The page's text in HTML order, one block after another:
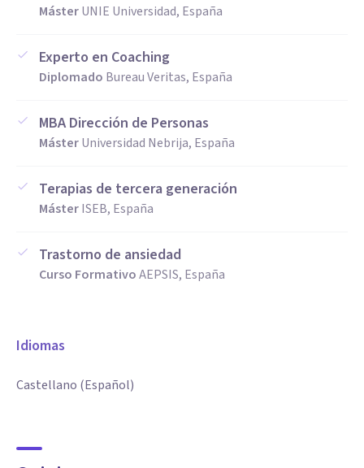
personas.
Un punto de inflexión importante: atravesé una etapa de
mi energía vital. Aquello que en su momento fue una crisis,
se convirtió con el tiempo en la base de una nueva forma de
acompañar desde un lugar más auténtico, sólido y realista.
MásterUNIE Universidad, España
Experto en Coaching
Diplomado Bureau Veritas, España
MBA Dirección de Personas
MásterUniversidad Nebrija, España
Terapias de tercera generación
MásterISEB, España
Trastorno de ansiedad
Curso FormativoAEPSIS, España
Idiomas
Castellano (Español)